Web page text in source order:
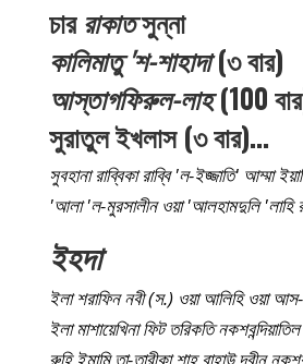
চাররাকাতসুন্না
কালিমাতু 'শ-শাহাদা(৩ বার)
আস্তাগফিরুল-লাহ(100
সুরাতুল ইখলাস (৩ বার)…
সুবহানা রাব্বিকা রাব্বি 'ল-ইজ্জাতি' আম্মা
'আলা 'ল-মুরসালীন ওয়া 'আলহামদুলি 'লাহি
ইহদা
ইলা শরাফিন নবী (স.) ওয়া আলিহি ওয়া আস-
ইলা মাশায়েখিনা ফিট তরিকতি